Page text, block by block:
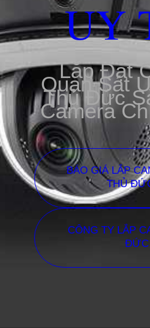
UY
Lắp Đặt
Quan Sát
Thủ Đức
Camera
BÁO GIÁ LẮP
THỦ
CÔNG TY LẮP
ĐỨC